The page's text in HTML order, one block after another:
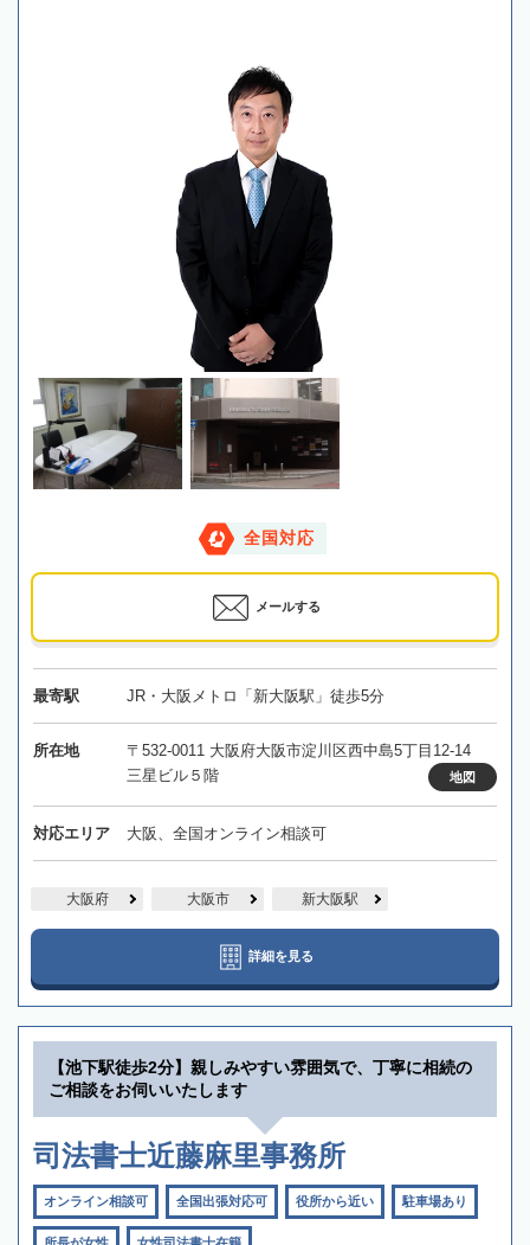
全国対応
メールする
最寄駅 JR・大阪メトロ「新大阪駅」徒歩5分
所在地
〒532-0011 大阪府大阪市淀川区西中島5丁目12-14
三星ビル５階
地図
対応エリア 大阪、全国オンライン相談可
大阪府 大阪市 新大阪駅
詳細を見る
【池下駅徒歩2分】親しみやすい雰囲気で、丁寧に相続の
ご相談をお伺いいたします
司法書士近藤麻里事務所
オンライン相談可 全国出張対応可 役所から近い 駐車場あり